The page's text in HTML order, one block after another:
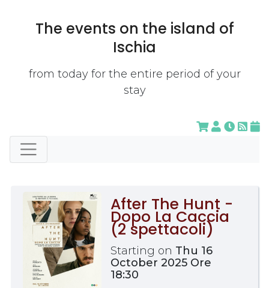
The events on the island of
Ischia
from today for the entire period of your
stay
After The Hunt -
Dopo La Caccia
(2 spettacoli)
Starting on Thu 16
October 2025 Ore
18:30